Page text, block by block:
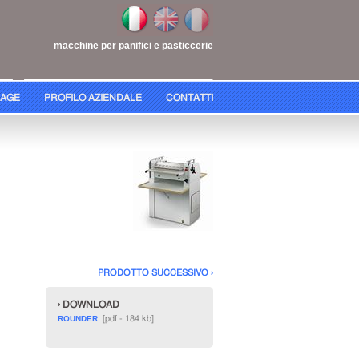
macchine per panifici e pasticcerie
PROFILO AZIENDALE CONTATTI
PRODOTTO SUCCESSIVO ›
› DOWNLOAD
ROUNDER [pdf - 184 kb]